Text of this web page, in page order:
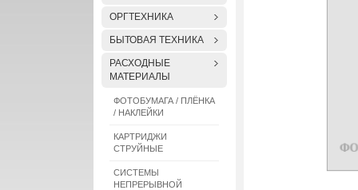
ОРГТЕХНИКА
БЫТОВАЯ ТЕХНИКА
РАСХОДНЫЕ
МАТЕРИАЛЫ
ФОТОБУМАГА / ПЛЁНКА
/ НАКЛЕЙКИ
КАРТРИДЖИ
СТРУЙНЫЕ
СИСТЕМЫ
НЕПРЕРЫВНОЙ